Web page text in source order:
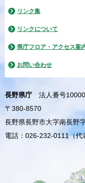
リンク集
リンクについて
県庁フロア・アクセス案
お問い合わせ
長野県庁
法人番号
〒380-8570
長野県長野市大字南長野
電話：026-232-0111（代